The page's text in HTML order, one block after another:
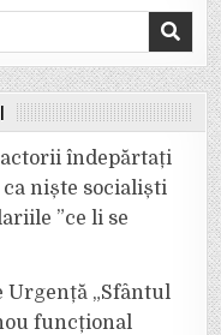
îndepărtați
ca niște socialiști
”ce li se
Urgență „Sfântul
funcțional